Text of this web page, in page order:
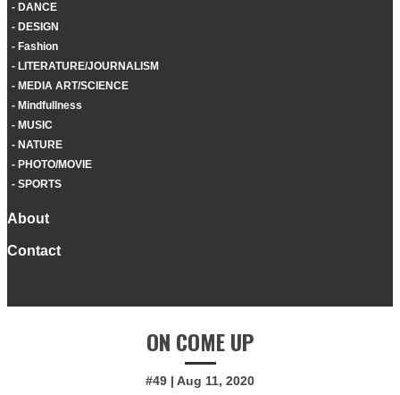
DANCE
DESIGN
Fashion
LITERATURE/JOURNALISM
MEDIA ART/SCIENCE
Mindfullness
MUSIC
NATURE
PHOTO/MOVIE
SPORTS
About
Contact
ON COME UP
#49 | Aug 11, 2020